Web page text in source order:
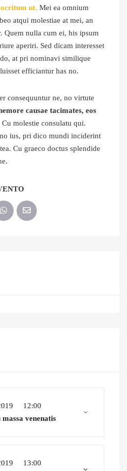
ut. Mei ea omnium
atqui molestiae at mei, an
Quem nulla cum ei, his ipsum
aperiri. Sed dicam interesset
at pri nominavi similique
efficiantur has no.
consequuntur ne, no virtute
causae tacimates, eos
Cu molestie consulatu qui.
ius, pri dico mundi inciderint
Cu graeco doctus splendide
12:00
venenatis
13:00